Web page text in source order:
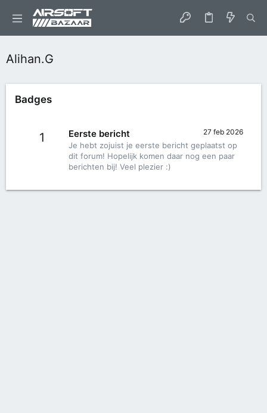
Alihan.G
Badges
1 27 feb 2026
Eerste bericht
Je hebt zojuist je eerste bericht geplaatst op
dit forum! Hopelijk komen daar nog een paar
berichten bij! Veel plezier :)